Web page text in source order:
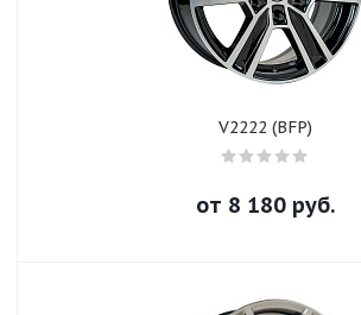
V2222 (BFP)
от 8 180руб.